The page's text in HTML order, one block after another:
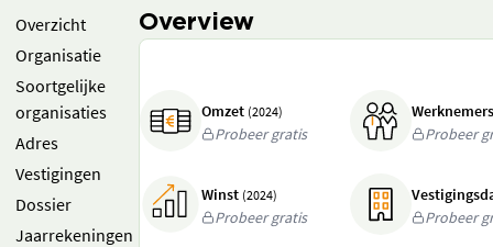
Overzicht
Organisatie
Soortgelijke
organisaties
Adres
Vestigingen
Dossier
Jaarrekeningen
Overview
Omzet (2024)
Probeer gratis
Probeer
Winst (2024)
Probeer gratis
Probeer